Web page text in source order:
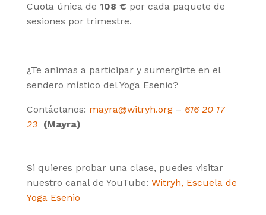
Cuota única de 108 €por cada paquete de
sesiones por trimestre.
¿Te animas a participar y sumergirte en el
sendero místico del Yoga Esenio?
Contáctanos: mayra@witryh.org– 616 20 17
23(Mayra)
Si quieres probar una clase, puedes visitar
nuestro canal de YouTube: Witryh, Escuela de
Yoga Esenio